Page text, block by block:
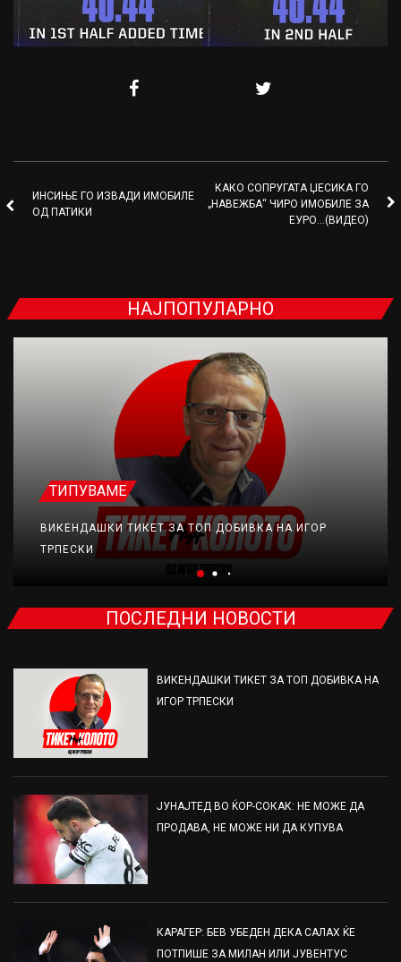
ИНСИЊЕ ГО ИЗВАДИ ИМОБИЛЕ
ОД ПАТИКИ
КАКО СОПРУГАТА ЏЕСИКА ГО
„НАВЕЖБА“ ЧИРО ИМОБИЛЕ ЗА
ЕУРО…(ВИДЕО)
НАЈПОПУЛАРНО
ТИПУВАМЕ
ВИКЕНДАШКИ ТИКЕТ ЗА ТОП ДОБИВКА НА ИГОР
ТРПЕСКИ
ПОСЛЕДНИ НОВОСТИ
ВИКЕНДАШКИ ТИКЕТ ЗА ТОП ДОБИВКА НА
ИГОР ТРПЕСКИ
ЈУНАЈТЕД ВО ЌОР-СОКАК: НЕ МОЖЕ ДА
ПРОДАВА, НЕ МОЖЕ НИ ДА КУПУВА
КАРАГЕР: БЕВ УБЕДЕН ДЕКА САЛАХ ЌЕ
ПОТПИШЕ ЗА МИЛАН ИЛИ ЈУВЕНТУС